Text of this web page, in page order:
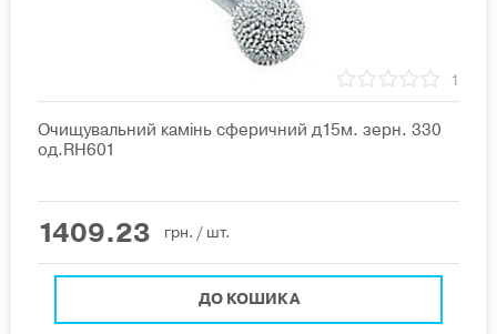
1
Очищувальний камінь сферичний д15м. зерн. 330
од.RH601
1409.23 грн. / шт.
ДО КОШИКА